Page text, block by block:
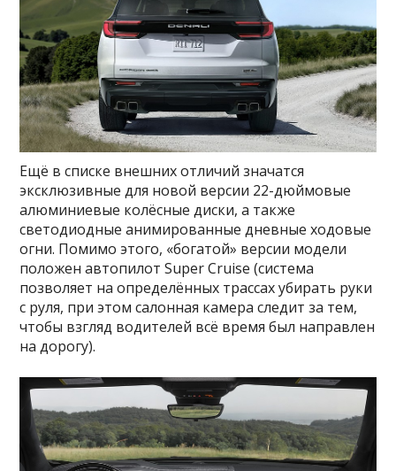
Ещё в списке внешних отличий значатся
эксклюзивные для новой версии 22-дюймовые
алюминиевые колёсные диски, а также
светодиодные анимированные дневные ходовые
огни. Помимо этого, «богатой» версии модели
положен автопилот Super Cruise (система
позволяет на определённых трассах убирать руки
с руля, при этом салонная камера следит за тем,
чтобы взгляд водителей всё время был направлен
на дорогу).